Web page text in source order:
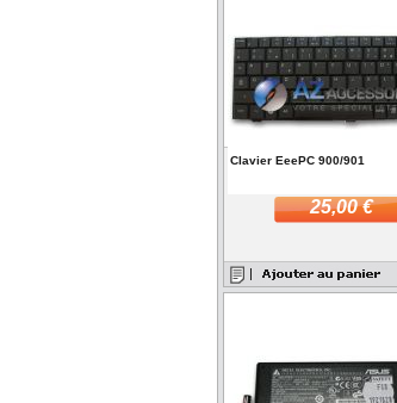
Clavier EeePC 900/901
25,00 €